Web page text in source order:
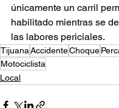
únicamente un carril
habilitado mientras se
las labores periciales.
TijuanaAccidenteChoque
Motociclista
Local